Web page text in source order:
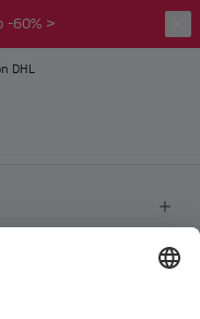
-60% >
DHL